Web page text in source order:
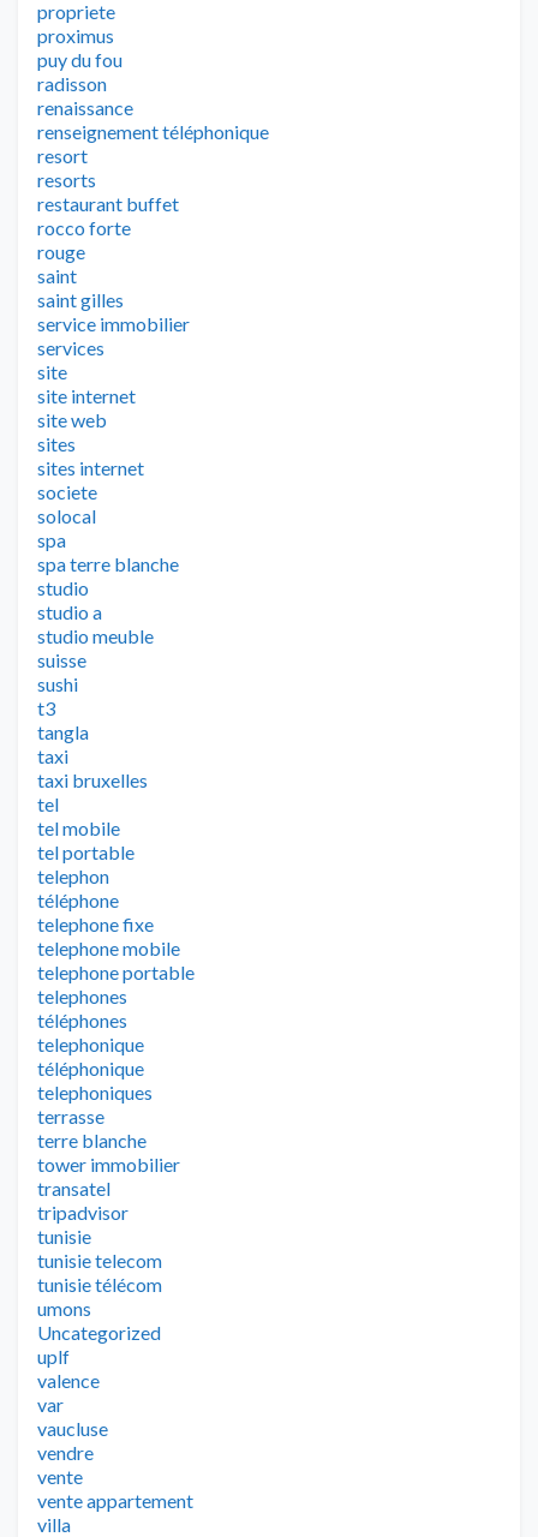
propriete
proximus
puy du fou
radisson
renaissance
renseignement téléphonique
resort
resorts
restaurant buffet
rocco forte
rouge
saint
saint gilles
service immobilier
services
site
site internet
site web
sites
sites internet
societe
solocal
spa
spa terre blanche
studio
studio a
studio meuble
suisse
sushi
t3
tangla
taxi
taxi bruxelles
tel
tel mobile
tel portable
telephon
téléphone
telephone fixe
telephone mobile
telephone portable
telephones
téléphones
telephonique
téléphonique
telephoniques
terrasse
terre blanche
tower immobilier
transatel
tripadvisor
tunisie
tunisie telecom
tunisie télécom
umons
Uncategorized
uplf
valence
var
vaucluse
vendre
vente
vente appartement
villa